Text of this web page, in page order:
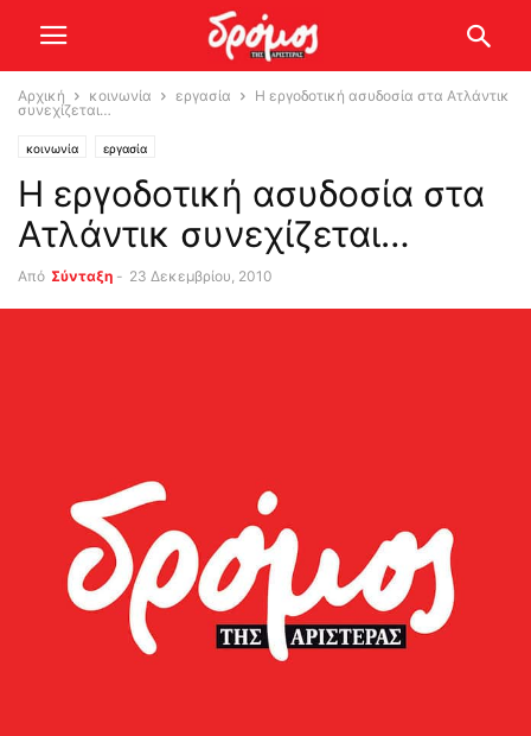
Αρχική κοινωνία εργασία
Η εργοδοτική ασυδοσία στα Ατλάντικ
συνεχίζεται…
κοινωνία εργασία
Η εργοδοτική ασυδοσία στα
Ατλάντικ συνεχίζεται…
Από Σύνταξη - 23 Δεκεμβρίου, 2010